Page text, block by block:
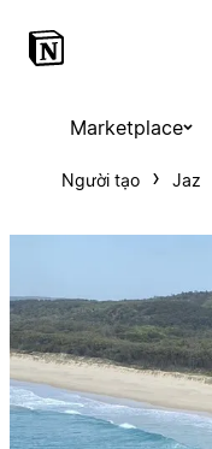
Marketplace
Người tạo Jaz